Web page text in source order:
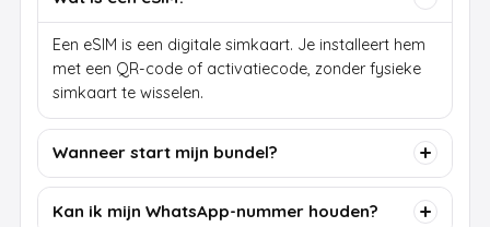
Een eSIM is een digitale simkaart. Je installeert hem
met een QR-code of activatiecode, zonder fysieke
simkaart te wisselen.
Wanneer start mijn bundel?
Kan ik mijn WhatsApp-nummer houden?